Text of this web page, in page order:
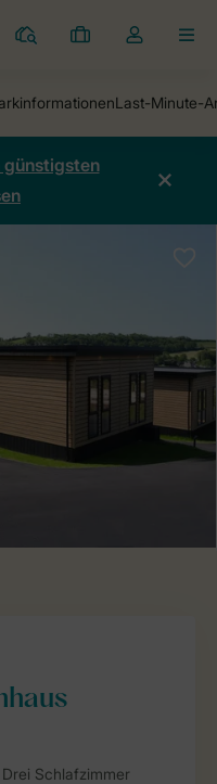
Ferienparks
Meine
Dropdown-
öffnen
Drei Schlafzimmer